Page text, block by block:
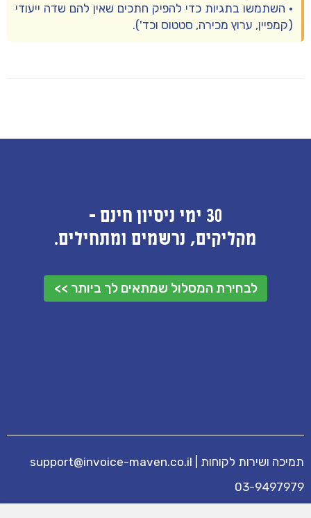
• השתמשו בתגיות כדי להפיק חתכים שאין להם שדה ייעודי
(קמפיין, ערוץ מכירה, סטטוס וכד').
30 ימי ניסיון חינם -
מקליקים, נרשמים ומתחילים.
לבחירת המסלול שמתאים לך ביותר >>
תמיכה ושירות לקוחות support@invoice-maven.co.il
03-9497979